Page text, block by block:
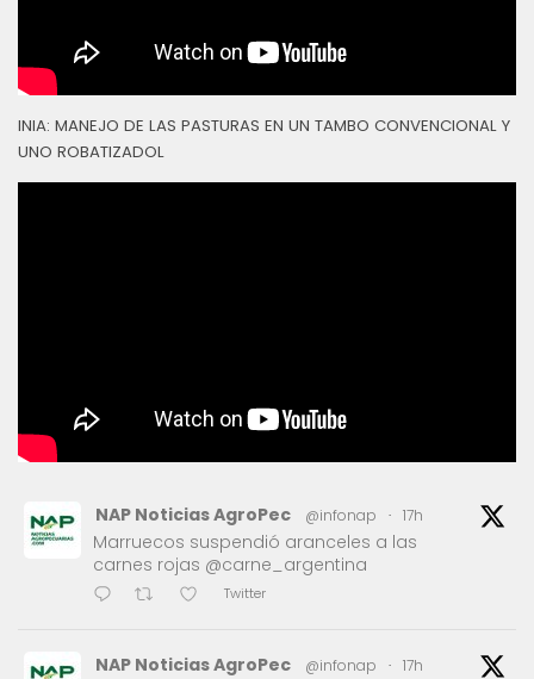
INIA: MANEJO DE LAS PASTURAS EN UN TAMBO CONVENCIONAL Y
UNO ROBATIZADOL
NAP Noticias AgroPec @infonap · 17h
Marruecos suspendió aranceles a las
carnes rojas @carne_argentina
Twitter
NAP Noticias AgroPec @infonap · 17h